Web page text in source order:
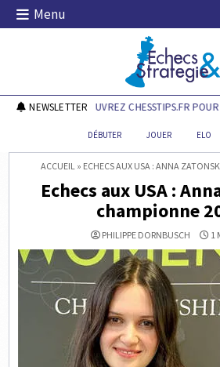
Skip
Menu
Echecs & Stratégie
NEWSLETTERDÉCOUVREZ CHESSTIPS.FR POUR
DÉBUTER JOUER ELO
ACCUEIL » ECHECS AUX USA : ANNA
Echecs aux USA :
championne
PHILIPPE DORNBUSCH 1